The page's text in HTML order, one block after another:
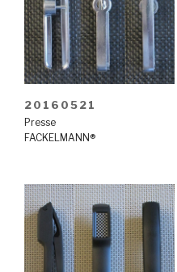
20160521
Presse
FACKELMANN®